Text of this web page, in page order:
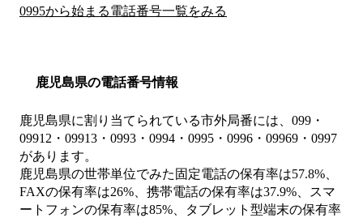
0995から始まる電話番号一覧をみる
鹿児島県の電話番号情報
鹿児島県に割り当てられている市外局番には、099・
09912・09913・0993・0994・0995・0996・09969・0997
があります。
鹿児島県の世帯単位でみた固定電話の保有率は57.8%、
FAXの保有率は26%、携帯電話の保有率は37.9%、スマ
ートフォンの保有率は85%、タブレット型端末の保有率